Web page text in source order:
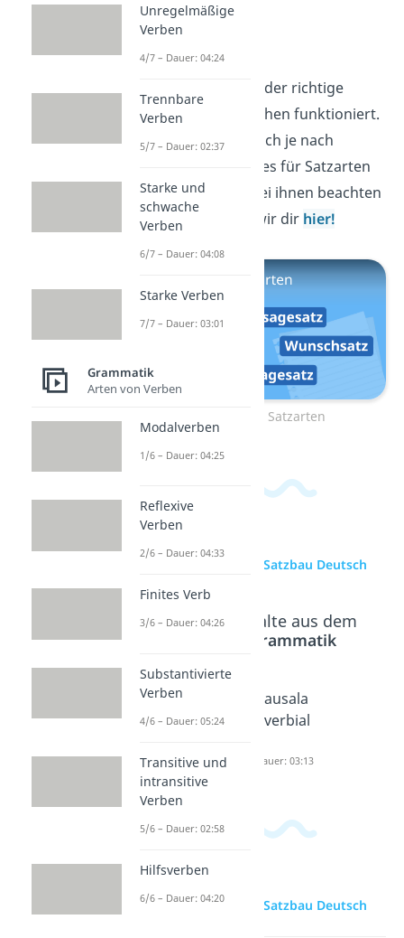
Satzarten
Jetzt weißt du, wie der richtige
Satzbau im Deutschen funktioniert.
Er unterscheidet sich je nach
. Was es alles für Satzarten
gibt und was du bei ihnen beachten
solltest, erklären wir dir hier!
Zum Video: Satzarten
zur Videoseite: Satzbau Deutsch
Beliebte Inhalte aus dem
Grammatik
Wortgru
ppen
o
Kausala
dverbial
Dauer: 03:13
zur Videoseite: Satzbau Deutsch
Unregelmäßige
Verben
4/7 – Dauer: 04:24
Trennbare
Verben
5/7 – Dauer: 02:37
Starke und
schwache
Verben
6/7 – Dauer: 04:08
Starke Verben
7/7 – Dauer: 03:01
Grammatik
Arten von Verben
Modalverben
1/6 – Dauer: 04:25
Reflexive
Verben
2/6 – Dauer: 04:33
Finites Verb
3/6 – Dauer: 04:26
Substantivierte
Verben
4/6 – Dauer: 05:24
Transitive und
intransitive
Verben
5/6 – Dauer: 02:58
Hilfsverben
6/6 – Dauer: 04:20